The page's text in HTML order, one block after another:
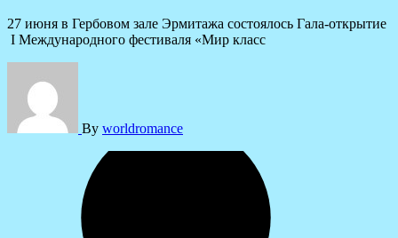
27 июня в Гербовом зале Эрмитажа состоялось Гала-открытие
I Международного фестиваля «Мир класс
By worldromance